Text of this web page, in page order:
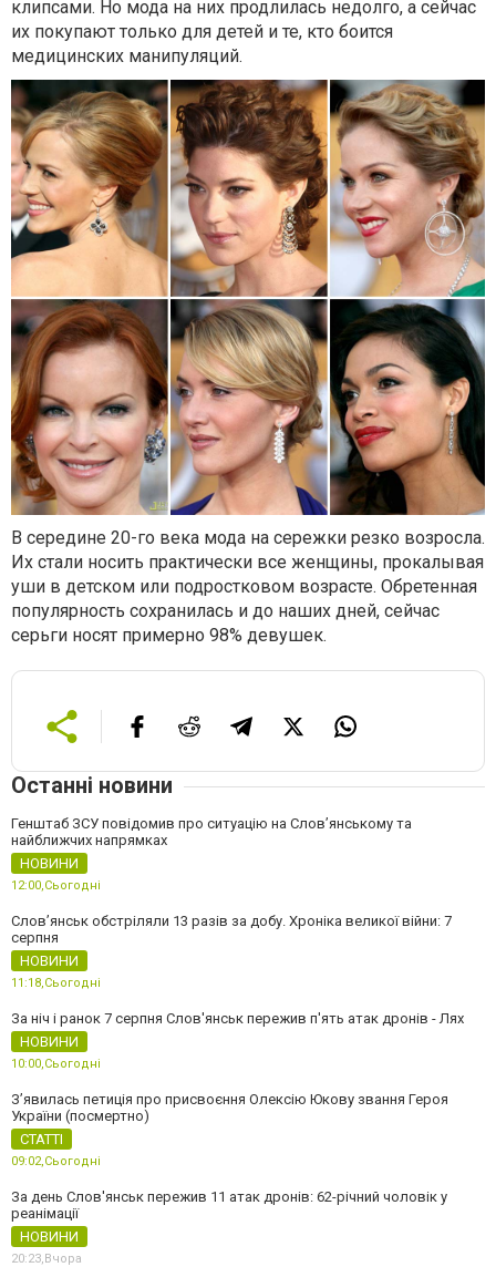
клипсами. Но мода на них продлилась недолго, а сейчас
их покупают только для детей и те, кто боится
медицинских манипуляций.
В середине 20-го века мода на сережки резко возросла.
Их стали носить практически все женщины, прокалывая
уши в детском или подростковом возрасте. Обретенная
популярность сохранилась и до наших дней, сейчас
серьги носят примерно 98% девушек.
Останні новини
Генштаб ЗСУ повідомив про ситуацію на Слов’янському та
найближчих напрямках
НОВИНИ
12:00,Сьогодні
Слов’янськ обстріляли 13 разів за добу. Хроніка великої війни: 7
серпня
НОВИНИ
11:18,Сьогодні
За ніч і ранок 7 серпня Слов'янськ пережив п'ять атак дронів - Лях
НОВИНИ
10:00,Сьогодні
З’явилась петиція про присвоєння Олексію Юкову звання Героя
України (посмертно)
СТАТТІ
09:02,Сьогодні
За день Слов'янськ пережив 11 атак дронів: 62-річний чоловік у
реанімації
НОВИНИ
20:23,Вчора